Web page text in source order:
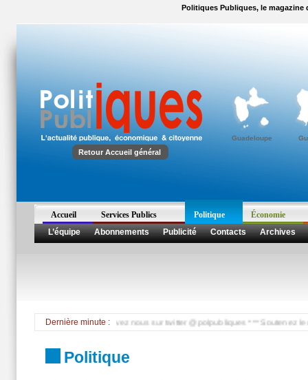
Politiques Publiques, le magazine
Retour Accueil général
Guadeloupe
Accueil Services Publics Politique
Économie
L’équipe
Abonnements Publicité Contacts Archives
Dernière minute :
pour Sarkozy *** Suivez nous sur twitter @polpubliques *** Soutenez le
Politique